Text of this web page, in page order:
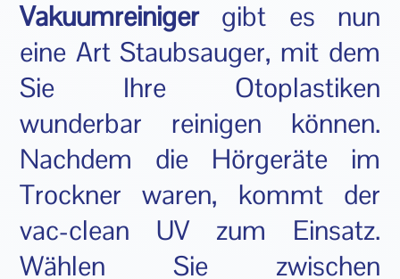
Vakuumreinigergibt es nun
eine Art Staubsauger, mit dem
Sie Ihre Otoplastiken
wunderbar reinigen können.
Nachdem die Hörgeräte im
Trockner waren, kommt der
vac-clean UV zum Einsatz.
Wählen Sie zwischen